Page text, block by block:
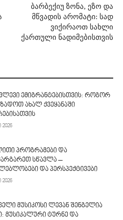
ბარბექიუ ზონა, ეზო და
მწვადის არომატი: სად
ვიქირაოთ სახლი
ქართული ნადიმებისთვის
ემიგრანტებისთვის: როგორ
ახალ ქვეყანაში
2026
პროგრამები და
სწავლა –
და პერსპექტივები
2026
მუსიკოსი ლევან შენგელია
მუსიკალური ტურნე და